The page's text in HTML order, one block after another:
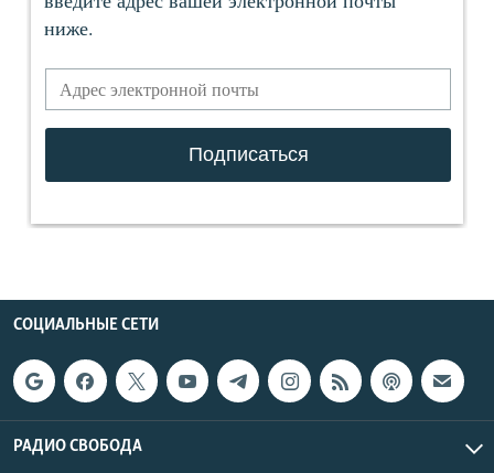
СОЦИАЛЬНЫЕ СЕТИ
РАДИО СВОБОДА